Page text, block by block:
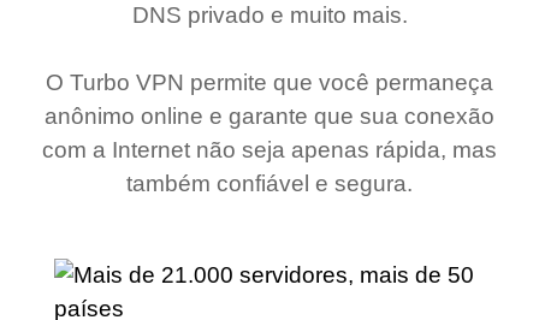
DNS privado e muito mais.
O Turbo VPN permite que você permaneça
anônimo online e garante que sua conexão
com a Internet não seja apenas rápida, mas
também confiável e segura.